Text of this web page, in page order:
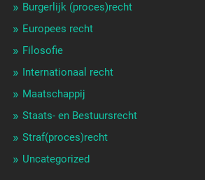
Burgerlijk (proces)recht
Europees recht
Filosofie
Internationaal recht
Maatschappij
Staats- en Bestuursrecht
Straf(proces)recht
Uncategorized